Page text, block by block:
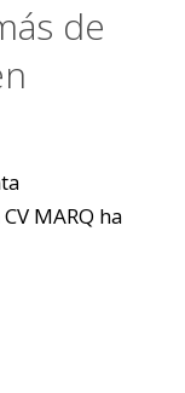
de
MARQ ha